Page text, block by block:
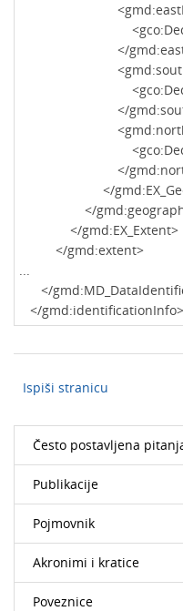
</
</
</
</
</
</gmd:EX_Extent>
</gmd:extent>
...
</
</gmd:identificationInfo>
Ispiši stranicu
Često postavljena
Publikacije
Pojmovnik
Akronimi i kratice
Poveznice